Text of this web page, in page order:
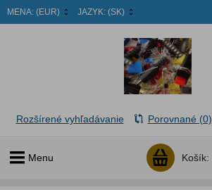
MENA: (EUR) JAZYK: (SK)
Menu Košík:
Rozšírené vyhľadávanie Porovnané (0)